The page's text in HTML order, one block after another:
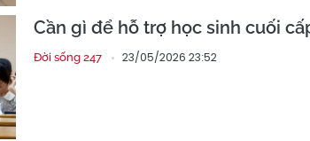
Cần gì để hỗ trợ học sinh cuối
Đời sống 247 23/05/2026 23:52